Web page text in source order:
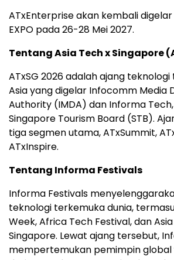
ATxEnterprise akan kembali
EXPO pada 26-28 Mei 2027.
Tentang Asia Tech x Singapore
ATxSG 2026 adalah ajang
Asia yang digelar Infocomm Media
Authority (IMDA) dan Informa
Singapore Tourism Board (STB).
tiga segmen utama, ATxSummit,
ATxInspire.
Tentang Informa Festivals
Informa Festivals
teknologi terkemuka dunia,
Week, Africa Tech Festival, dan
Singapore. Lewat ajang tersebut,
mempertemukan pemimpin global